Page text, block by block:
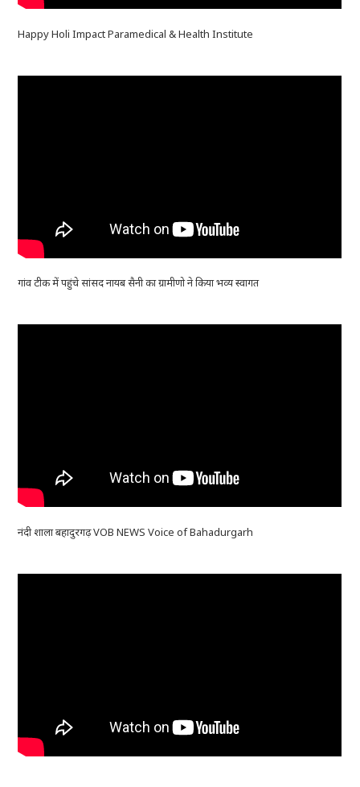
Happy Holi Impact Paramedical & Health Institute
गांव टीक में पहुंचे सांसद नायब सैनी का ग्रामीणो ने किया भव्य स्वागत
नंदी शाला बहादुरगढ़ VOB NEWS Voice of Bahadurgarh